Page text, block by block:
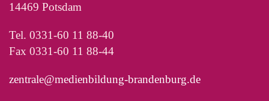
14469 Potsdam
Tel. 0331-60 11 88-40
Fax 0331-60 11 88-44
zentrale@medienbildung-brandenburg.de